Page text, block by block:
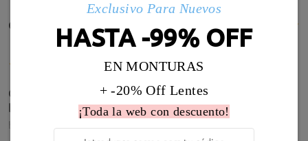
Comentarios de Clientes(1378)
Contenta me encantaron. Pedí progresivas y
bifocales. Todo bien
by
Exclusivo Para Nuevos
HASTA -99% OFF
EN MONTURAS
+ -20% Off Lentes
¡Toda la web con descuento!